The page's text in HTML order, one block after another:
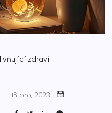
zdraví
16 pro, 2023